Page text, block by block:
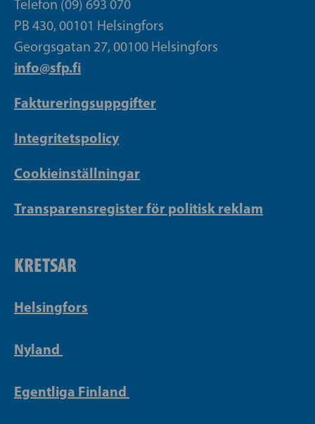
Telefon (09) 693 070
PB 430, 00101 Helsingfors
Georgsgatan 27, 00100 Helsingfors
info@sfp.fi
Faktureringsuppgifter
Integritetspolicy
Cookieinställningar
Transparensregister för politisk reklam
KRETSAR
Helsingfors
Nyland
Egentliga Finland